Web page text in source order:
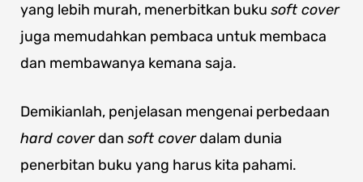
yang lebih murah, menerbitkan buku soft cover
juga memudahkan pembaca untuk membaca
dan membawanya kemana saja.
Demikianlah, penjelasan mengenai perbedaan
hard coverdan soft coverdalam dunia
penerbitan buku yang harus kita pahami.